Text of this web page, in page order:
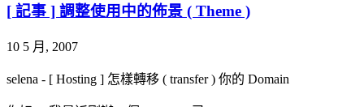
[ 記事 ] 調整使用中的佈景 ( Theme )
10 5 月, 2007
selena - [ Hosting ] 怎樣轉移 ( transfer ) 你的 Domain